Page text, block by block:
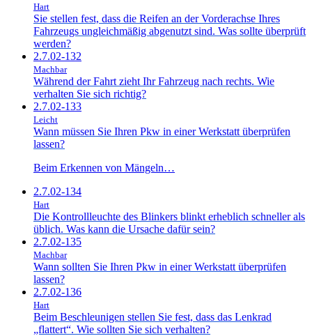
Hart
Sie stellen fest, dass die Reifen an der Vorderachse Ihres
Fahrzeugs ungleichmäßig abgenutzt sind. Was sollte überprüft
werden?
2.7.02-132
Machbar
Während der Fahrt zieht Ihr Fahrzeug nach rechts. Wie
verhalten Sie sich richtig?
2.7.02-133
Leicht
Wann müssen Sie Ihren Pkw in einer Werkstatt überprüfen
lassen?
Beim Erkennen von Mängeln…
2.7.02-134
Hart
Die Kontrollleuchte des Blinkers blinkt erheblich schneller als
üblich. Was kann die Ursache dafür sein?
2.7.02-135
Machbar
Wann sollten Sie Ihren Pkw in einer Werkstatt überprüfen
lassen?
2.7.02-136
Hart
Beim Beschleunigen stellen Sie fest, dass das Lenkrad
„flattert“. Wie sollten Sie sich verhalten?